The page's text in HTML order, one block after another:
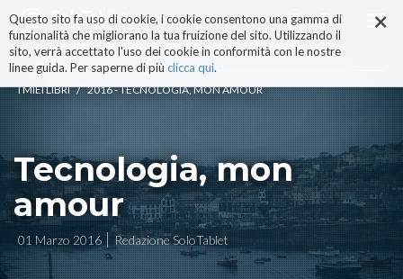
×
Questo sito fa uso di cookie, i cookie consentono una gamma di
funzionalità che migliorano la tua fruizione del sito. Utilizzando il
sito, verrà accettato l'uso dei cookie in conformità con le nostre
linee guida. Per saperne di più clicca qui.
ai
contenuti.
|
alla
navigazione
I MIEI LIBRI / 2016 - TECNOLOGIA, MON AMOUR
Tecnologia, mon
amour
01 Marzo 2016 Redazione SoloTablet